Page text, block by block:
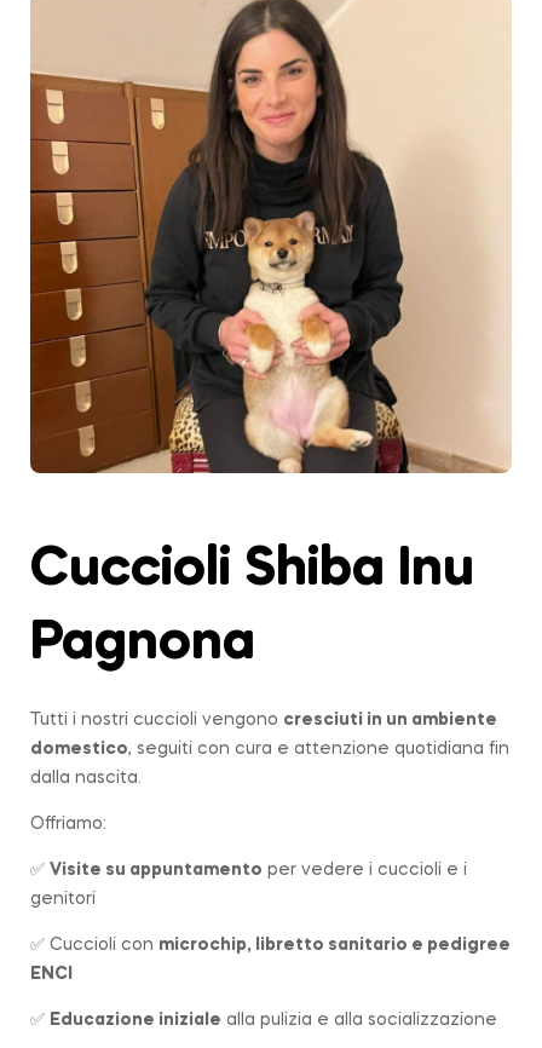
Cuccioli Shiba Inu
Pagnona
Tutti i nostri cuccioli vengono cresciuti in un ambiente
domestico, seguiti con cura e attenzione quotidiana fin
dalla nascita.
Offriamo:
✅ Visite su appuntamento per vedere i cuccioli e i
genitori
✅ Cuccioli con microchip, libretto sanitario e pedigree
ENCI
✅ Educazione iniziale alla pulizia e alla socializzazione